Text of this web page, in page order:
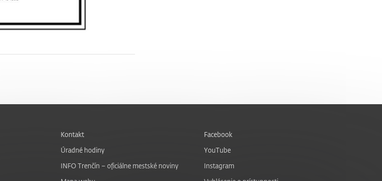
Kontakt
Úradné hodiny
INFO Trenčín – oficiálne mestské noviny
Facebook
YouTube
Instagram